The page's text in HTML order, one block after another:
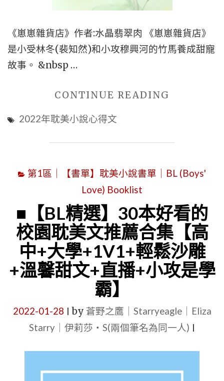
《崽崽雜貨店》作者:水晶翡翠肉 《崽崽雜貨店》
是小受林冬(裴知然)和小攻穆興河的竹馬養成甜寵
故事。 &nbsp …
CONTINUE READING
養
甜
文
|
《崽
崽
雜
作
者:
水
2022年耽美小說心得文
第1區｜【書單】耽美小說書單｜BL (Boys'
Love) Booklist
■【BL精選】30本好看的
校園耽美文推薦合集【高
中+大學+1V1+輕鬆沙雕
+溫馨甜文+直播+小攻是學
霸】
2022-01-28 by 蒼野之鷹｜Starryeagle｜Eliza
Starry｜伊莉莎・S(兩個筆名為同一人)